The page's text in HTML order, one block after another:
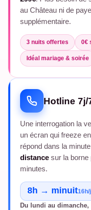
au Château ni de
supplémentaire.
3 nuits offertes 0€
Idéal mariage & soirée
Hotline 7j/
Une interrogation la
un écran qui freeze
répond dans la
distance sur la borne
minutes.
8h → minuit
Du lundi au dimanche,